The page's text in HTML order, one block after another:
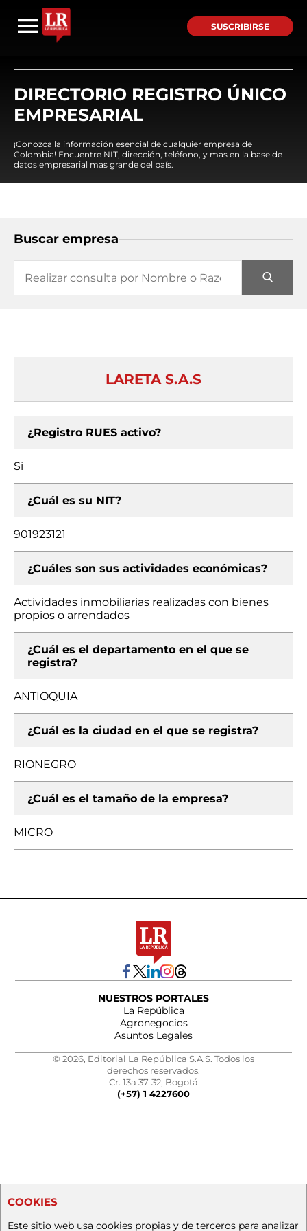
SUSCRIBIRSE
DIRECTORIO REGISTRO ÚNICO
EMPRESARIAL
¡Conozca la información esencial de cualquier empresa de
Colombia! Encuentre NIT, dirección, teléfono, y mas en la base de
datos empresarial mas grande del país.
Buscar empresa
LARETA S.A.S
¿Registro RUES activo?
Si
¿Cuál es su NIT?
901923121
¿Cuáles son sus actividades económicas?
Actividades inmobiliarias realizadas con bienes
propios o arrendados
¿Cuál es el departamento en el que se
registra?
ANTIOQUIA
¿Cuál es la ciudad en el que se registra?
RIONEGRO
¿Cuál es el tamaño de la empresa?
MICRO
NUESTROS PORTALES
La República
Agronegocios
Asuntos Legales
© 2026, Editorial La República S.A.S. Todos los
derechos reservados.
Cr. 13a 37-32, Bogotá
(+57) 1 4227600
COOKIES
Este sitio web usa cookies propias y de terceros para analizar